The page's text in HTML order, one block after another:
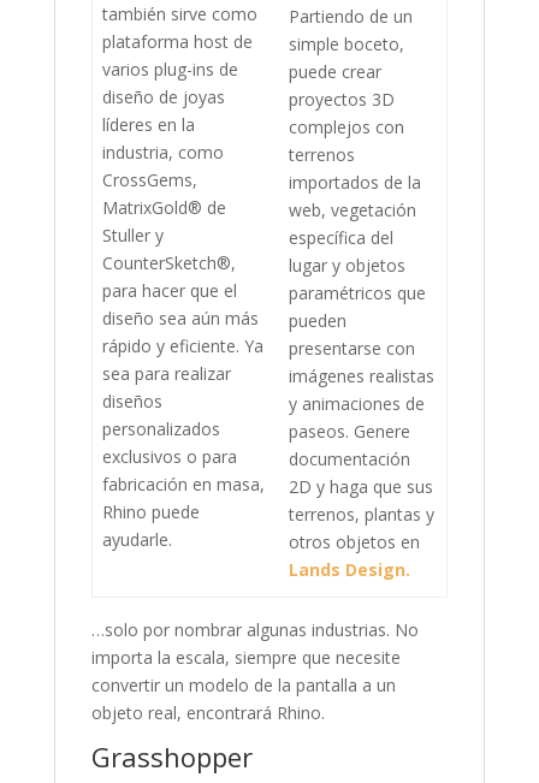
también sirve como
plataforma host de
varios plug-ins de
diseño de joyas
líderes en la
industria, como
CrossGems,
MatrixGold® de
Stuller y
CounterSketch®,
para hacer que el
diseño sea aún más
rápido y eficiente. Ya
sea para realizar
diseños
personalizados
exclusivos o para
fabricación en masa,
Rhino puede
ayudarle.
Partiendo de un
simple boceto,
puede crear
proyectos 3D
complejos con
terrenos
importados de la
web, vegetación
específica del
lugar y objetos
paramétricos que
pueden
presentarse con
imágenes realistas
y animaciones de
paseos. Genere
documentación
2D y haga que sus
terrenos, plantas y
otros objetos en
Lands Design.
…solo por nombrar algunas industrias. No
importa la escala, siempre que necesite
convertir un modelo de la pantalla a un
objeto real, encontrará Rhino.
Grasshopper